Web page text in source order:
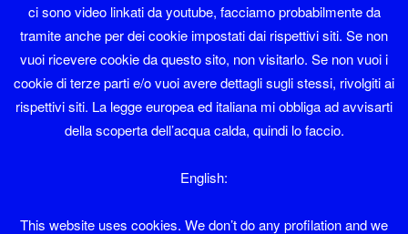
Faccio il sistemista con Software libero da una vita.
Sono membro del LinuxTrent Oltrefersina da sempre.
Se volete contattarmi la mia mail è diaolin@diaolin.com
ci sono video linkati da youtube, facciamo probabilmente da
tramite anche per dei cookie impostati dai rispettivi siti. Se non
vuoi ricevere cookie da questo sito, non visitarlo. Se non vuoi i
cookie di terze parti e/o vuoi avere dettagli sugli stessi, rivolgiti ai
rispettivi siti. La legge europea ed italiana mi obbliga ad avvisarti
della scoperta dell’acqua calda, quindi lo faccio.
English:
This website uses cookies. We don’t do any profilation and we